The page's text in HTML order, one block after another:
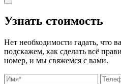
Узнать стоимость
Нет необходимости гадать, что
подскажем, как сделать всё
номер, и мы свяжемся с вами.